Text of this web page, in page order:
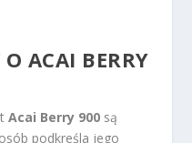
ACAI BERRY
Acai Berry 900 są
podkreśla jego